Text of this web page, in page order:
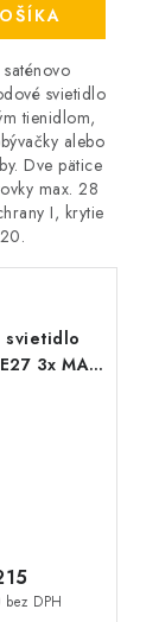
svietidlo
tienidlom,
alebo
Dve pätice
max. 28
I, krytie
svietidlo
3x MAX
DPH